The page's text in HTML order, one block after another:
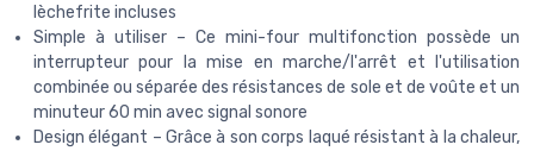
lèchefrite incluses
Simple à utiliser – Ce mini-four multifonction possède un
interrupteur pour la mise en marche/l'arrêt et l'utilisation
combinée ou séparée des résistances de sole et de voûte et un
minuteur 60 min avec signal sonore
Design élégant – Grâce à son corps laqué résistant à la chaleur,